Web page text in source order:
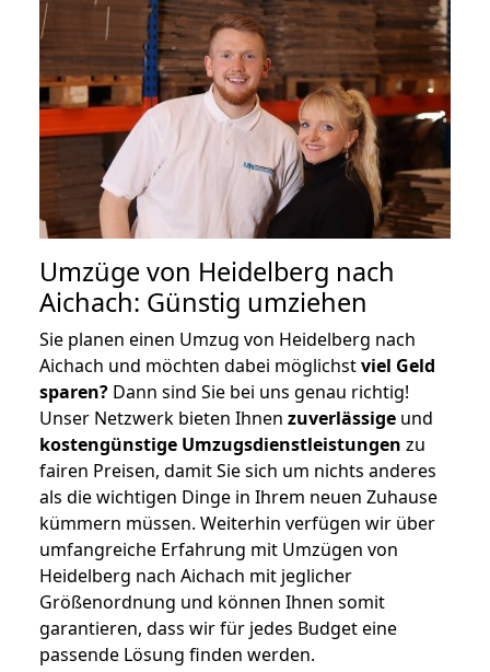
Umzüge von Heidelberg nach
Aichach: Günstig umziehen
Sie planen einen Umzug von Heidelberg nach
Aichach und möchten dabei möglichstviel Geld
sparen? Dann sind Sie bei uns genau richtig!
Unser Netzwerk bieten Ihnen zuverlässige und
kostengünstige Umzugsdienstleistungen zu
fairen Preisen, damit Sie sich um nichts anderes
als die wichtigen Dinge in Ihrem neuen Zuhause
kümmern müssen. Weiterhin verfügen wir über
umfangreiche Erfahrung mit Umzügen von
Heidelberg nach Aichach mit jeglicher
Größenordnung und können Ihnen somit
garantieren, dass wir für jedes Budget eine
passende Lösung finden werden.